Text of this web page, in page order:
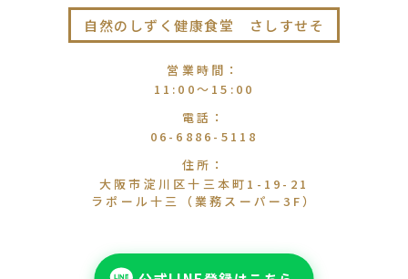
自然のしずく健康食堂 さしすせそ
営業時間 ：
11:00〜15:00
電話 ：
06-6886-5118
住所 ：
大阪市淀川区十三本町1-19-21
ラポール十三（業務スーパー3F）